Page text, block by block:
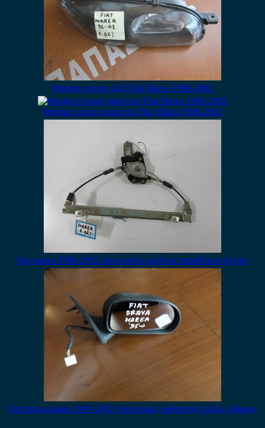
Φανάρι εμπρός δεξί Fiat Marea 1996-2002
Φανάρι εμπρός αριστερό Fiat Marea 1996-2002
Fiat marea 1996-2002 ηλεκτρικός γρύλλος παραθύρου δεξιός
Fiat brava-marea 1995-2002 ηλεκτρικός καθρέπτης δεξιός άβαφος